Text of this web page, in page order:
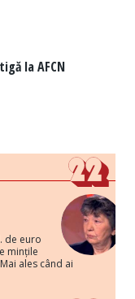
la AFCN
de euro
mințile
ales când ai